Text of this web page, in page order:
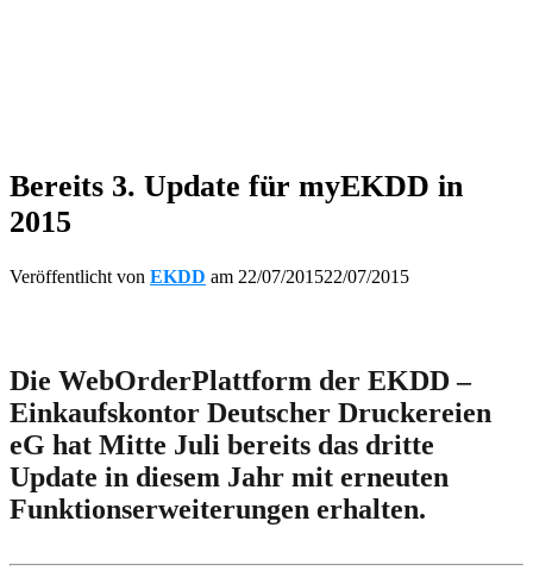
Bereits 3. Update für myEKDD in
2015
Veröffentlicht von EKDD am 22/07/201522/07/2015
Die WebOrderPlattform der EKDD –
Einkaufskontor Deutscher Druckereien
eG hat Mitte Juli bereits das dritte
Update in diesem Jahr mit erneuten
Funktionserweiterungen erhalten.